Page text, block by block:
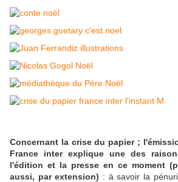
Concernant la crise du papier ;
France inter explique une des
l'édition et la presse en ce moment
aussi, par extension) : à savoir la